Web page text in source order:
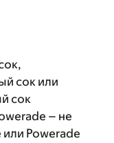
сок или
сок
– не
Powerade